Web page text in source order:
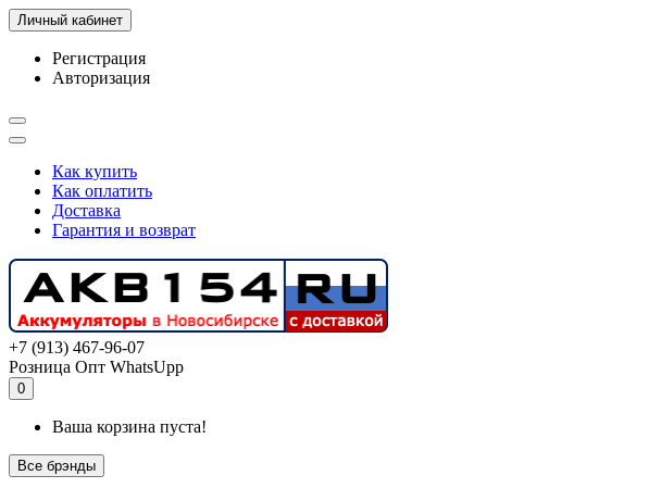
Личный кабинет
Регистрация
Авторизация
Как купить
Как оплатить
Доставка
Гарантия и возврат
+7 (913) 467-96-07
Розница Опт WhatsUpp
0
Ваша корзина пуста!
Все брэнды